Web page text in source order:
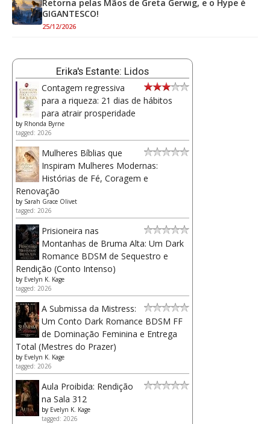
Retorna pelas Mãos de Greta Gerwig, e o Hype é
GIGANTESCO!
25/12/2026
Erika's Estante: Lidos
Contagem regressiva
para a riqueza: 21 dias de hábitos
para atrair prosperidade
by Rhonda Byrne
tagged: 2026
Mulheres Bíblias que
Inspiram Mulheres Modernas:
Histórias de Fé, Coragem e
Renovação
by Sarah Grace Olivet
tagged: 2026
Prisioneira nas
Montanhas de Bruma Alta: Um Dark
Romance BDSM de Sequestro e
Rendição (Conto Intenso)
by Evelyn K. Kage
tagged: 2026
A Submissa da Mistress:
Um Conto Dark Romance BDSM FF
de Dominação Feminina e Entrega
Total (Mestres do Prazer)
by Evelyn K. Kage
tagged: 2026
Aula Proibida: Rendição
na Sala 312
by Evelyn K. Kage
tagged: 2026